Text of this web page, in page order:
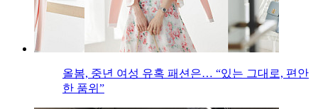
올봄, 중년 여성 유혹 패션은… “있는 그대로, 편안
한 품위”